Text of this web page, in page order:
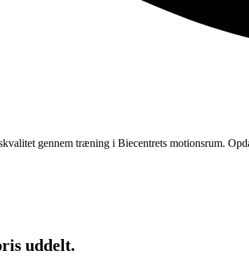
gennem træning i Biecentrets motionsrum.
uddelt.